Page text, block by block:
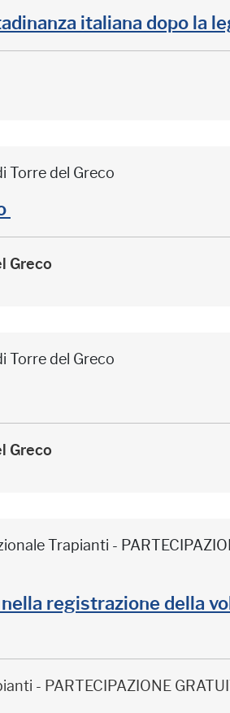
italiana dopo la
Torre del Greco
Greco
Torre del Greco
Greco
Trapianti -
registrazione della
- PARTECIPAZIONE